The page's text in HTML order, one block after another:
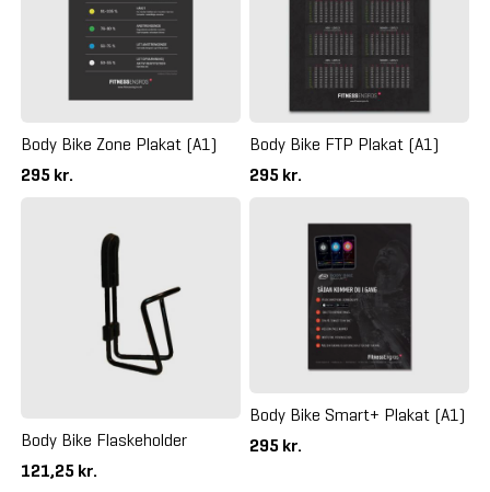
Body Bike Zone Plakat (A1)
295 kr.
Body Bike FTP Plakat (A1)
295 kr.
Body Bike Flaskeholder
121,25 kr.
Body Bike Smart+ Plakat (A1)
295 kr.